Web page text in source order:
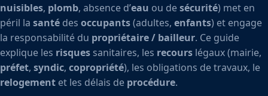
nuisibles, plomb, absence d’eau ou desécurité) met en
péril la santé des occupants(adultes, enfants) et engage
la responsabilité du propriétaire / bailleur. Ce guide
explique les risques sanitaires, les recours légaux (mairie,
préfet, syndic, copropriété), les obligations de travaux, le
relogement et les délais de procédure.